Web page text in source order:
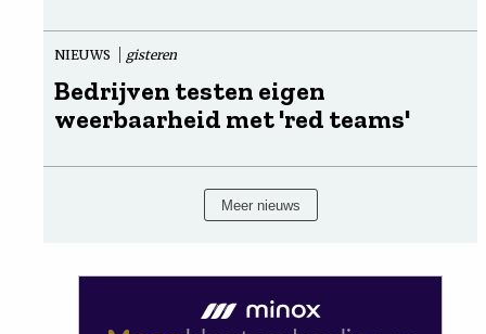
NIEUWS gisteren
Bedrijven testen eigen
weerbaarheid met 'red teams'
Meer nieuws